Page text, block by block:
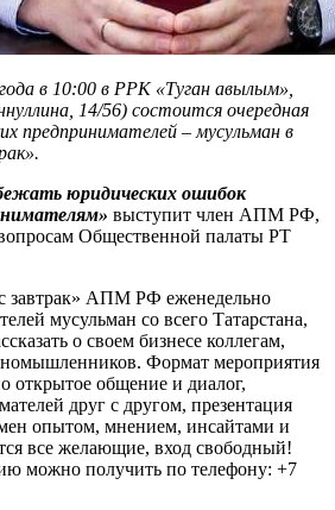
в 10:00 в РРК «Туган авылым»,
14/56) состоится очередная
предпринимателей – мусульман в
юридических ошибок
выступит член АПМ РФ,
Общественной палаты РТ
завтрак» АПМ РФ еженедельно
мусульман со всего Татарстана,
о своем бизнесе коллегам,
Формат мероприятия
открытое общение и диалог,
друг с другом, презентация
опытом, мнением, инсайтами и
все желающие, вход свободный!
можно получить по телефону: +7